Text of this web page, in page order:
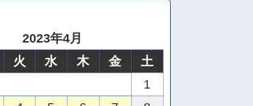
2023年4月
火 水 木 金
土
1